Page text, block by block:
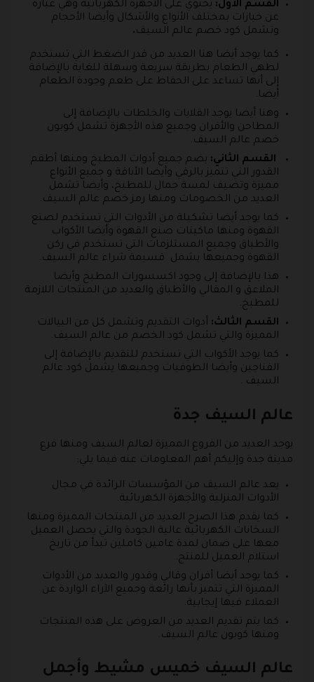
القسم الأول: يحتوي على الاجهزة الكهربائية وهي عبارة
عن خبازات بمختلف الأنواع والأشكال وأيضا الأحجام
وتشمل كود خصم عالم السيف.
كما يوجد أيضا هنا العديد من قدر الضغط التي تستخدم
لطهي الطعام بطريقة سريعة وسهلة للغاية بالإضافة
إلى أنها تساعد على الحفاظ على طعم وجودة الطعام
أيضا.
وهنا أيضا يوجد القلايات والخلطات بالإضافة إلى
المطاحن والأفران وجميع هذه الأجهزة تشمل كوبون
خصم عالم السيف.
القسم الثاني: يضم جميع أدوات المطبخ ومنها أطقم
القدور التي تتميز بالرقي وأيضا الأناقة و جميع الأنواع
مميزة وتضيف لمسة جمال للمطبخ، وأيضا تشمل
العديد من الخصومات ومنها رمز خصم عالم السيف.
كما يوجد أيضا تشكيلة من الأدوات التي تستخدم لصنع
القهوة ومنها ماكينات صنع القهوة وأيضا الأكواب
والأطباق وجميع المستلزمات التي تستخدم في ركن
القهوة وجميعها يشمل قسيمة شراء عالم السيف.
هذا بالإضافة إلى وجود اكسسورات المطبخ وأيضا
الملاعق و المقالي والأطباق والعديد من المنتجات اللازمة
للمطبخ.
القسم الثالث: أدوات التقديم وتشمل كل من البيالات
المميزة والتي تشمل كود الخصم من عالم السيف.
كما يوجد الأكواب التي تستخدم للتقديم بالإضافة إلى
الفناجين وأيضا الطوفيات وجميعها يشمل كود عالم
السيف .
عالم السيف جدة
يوجد العديد من الفروع المميزة لعالم السيف ومنها فرع
مدينة جدة وإليكم أهم المعلومات عنه فيما يلي:
يعد عالم السيف من المؤسسات الرائدة في مجال
الأدوات المنزلية والأجهزة الكهربائية.
كما يقدم هذا الصرح العديد من المنتجات المميزة ومنها
السخانات الكهربائية عالية الجودة والتي يحصل العميل
معها على ضمان لمدة عامين كاملين تبدأ من تاريخ
استلام العميل للمنتج.
كما يوجد أيضا أفران وقالي وقدور والعديد من الأدوات
المميزة التي تتميز بأنها رائعة وجميع الآراء الواردة عن
العملاء فيها إيجابية.
كما يتم تقديم العديد من العروض على هذه المنتجات
ومنها كوبون عالم السيف.
عالم السيف خميس مشيط وأجمل